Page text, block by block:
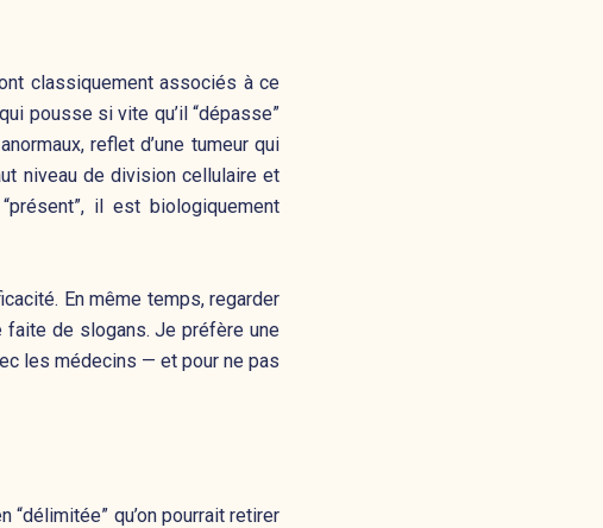
classiquement associés à ce
pousse si vite qu’il “dépasse”
reflet d’une tumeur qui
niveau de division cellulaire et
il est biologiquement
En même temps, regarder
faite de slogans. Je préfère une
les médecins — et pour ne pas
“délimitée” qu’on pourrait retirer